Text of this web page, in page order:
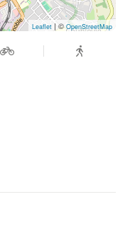
Leaflet | ©OpenStreetMap